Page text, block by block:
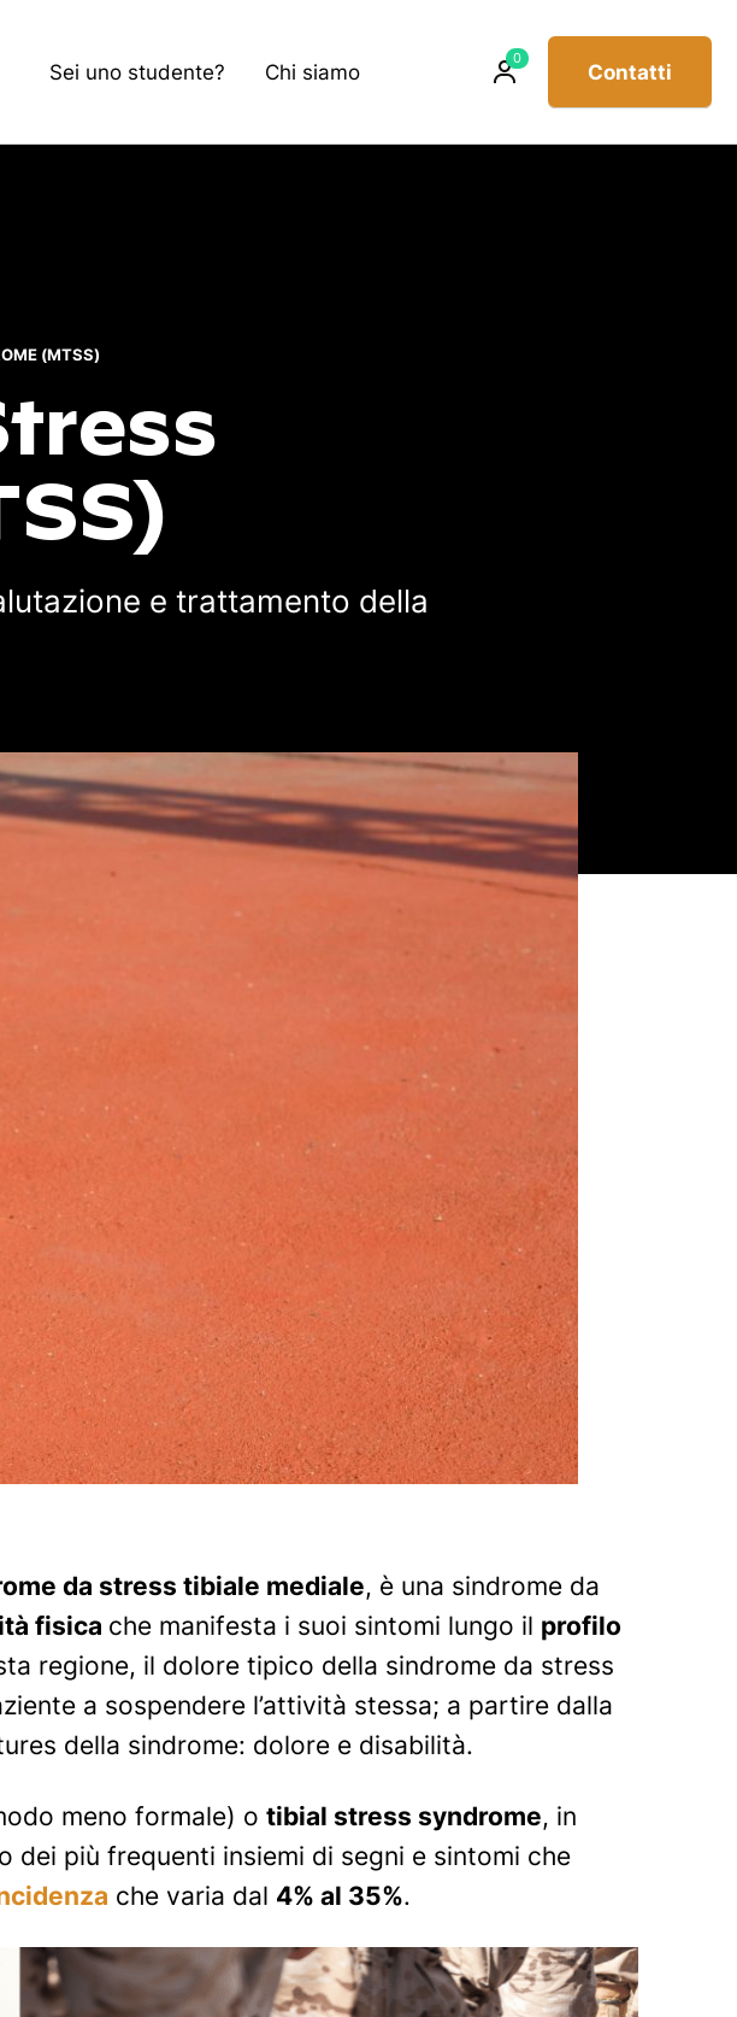
Sei uno studente? Chi siamo
0Prodotti
sul Contatti
(MTSS)
e trattamento della
da stress tibiale mediale, è una sindrome da
fisica che manifesta i suoi sintomi lungo il profilo
regione, il dolore tipico della sindrome da stress
a sospendere l’attività stessa; a partire dalla
della sindrome: dolore e disabilità.
meno formale) o tibial stress syndrome, in
dei più frequenti insiemi di segni e sintomi che
che varia dal 4% al 35%.